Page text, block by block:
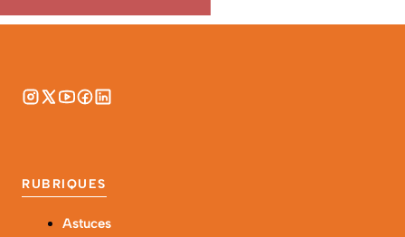
RUBRIQUES
Astuces